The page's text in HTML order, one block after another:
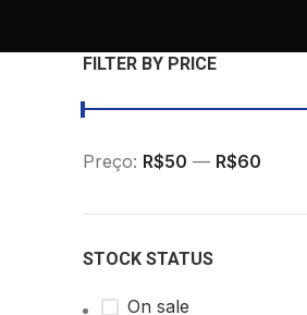
FILTER BY PRICE
Preço: R$50 — R$60
STOCK STATUS
On sale